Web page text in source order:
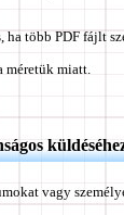
ha több PDF fájlt
méretük miatt.
vagy